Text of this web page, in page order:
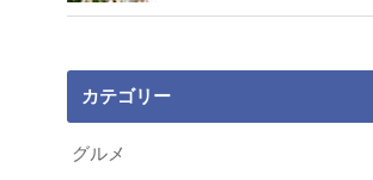
カテゴリー
グルメ